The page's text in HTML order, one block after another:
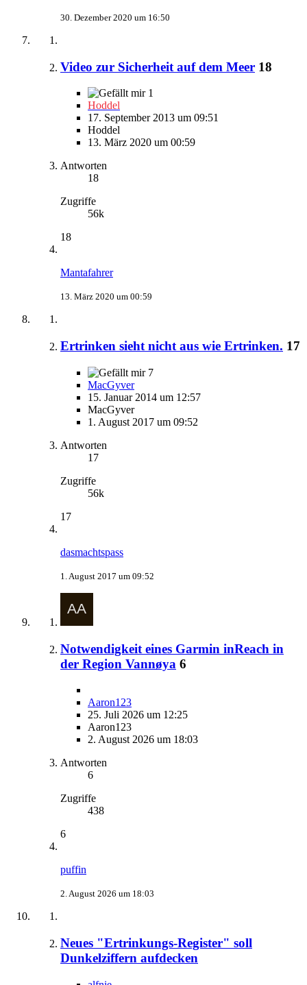
30. Dezember 2020 um 16:50
Video zur Sicherheit auf dem Meer 18
1
Hoddel
17. September 2013 um 09:51
Hoddel
13. März 2020 um 00:59
Antworten
18
Zugriffe
56k
18
Mantafahrer
13. März 2020 um 00:59
Ertrinken sieht nicht aus wie Ertrinken. 17
7
MacGyver
15. Januar 2014 um 12:57
MacGyver
1. August 2017 um 09:52
Antworten
17
Zugriffe
56k
17
dasmachtspass
1. August 2017 um 09:52
Notwendigkeit eines Garmin inReach in
der Region Vannøya 6
Aaron123
25. Juli 2026 um 12:25
Aaron123
2. August 2026 um 18:03
Antworten
6
Zugriffe
438
6
puffin
2. August 2026 um 18:03
Neues "Ertrinkungs-Register" soll
Dunkelziffern aufdecken